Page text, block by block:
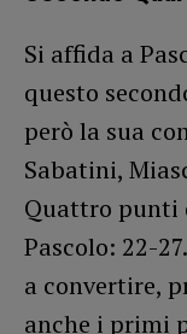
Si affida a
questo
però la sua
Sabatini,
Quattro punti
Pascolo: 22-
a convertire,
anche i primi